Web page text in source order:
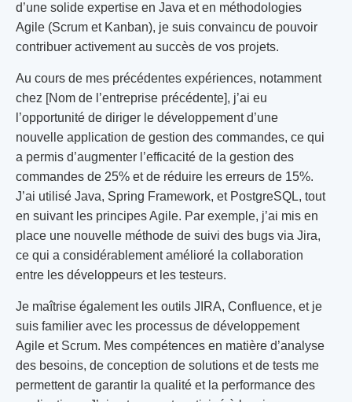
d’une solide expertise en Java et en méthodologies
Agile (Scrum et Kanban), je suis convaincu de pouvoir
contribuer activement au succès de vos projets.
Au cours de mes précédentes expériences, notamment
chez [Nom de l’entreprise précédente], j’ai eu
l’opportunité de diriger le développement d’une
nouvelle application de gestion des commandes, ce qui
a permis d’augmenter l’efficacité de la gestion des
commandes de 25% et de réduire les erreurs de 15%.
J’ai utilisé Java, Spring Framework, et PostgreSQL, tout
en suivant les principes Agile. Par exemple, j’ai mis en
place une nouvelle méthode de suivi des bugs via Jira,
ce qui a considérablement amélioré la collaboration
entre les développeurs et les testeurs.
Je maîtrise également les outils JIRA, Confluence, et je
suis familier avec les processus de développement
Agile et Scrum. Mes compétences en matière d’analyse
des besoins, de conception de solutions et de tests me
permettent de garantir la qualité et la performance des